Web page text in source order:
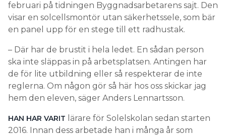
februari på tidningen Byggnadsarbetarens sajt. Den
visar en solcellsmontör utan säkerhetssele, som bär
en panel upp för en stege till ett radhustak.
– Där har de brustit i hela ledet. En sådan person
ska inte släppas in på arbetsplatsen. Antingen har
de för lite utbildning eller så respekterar de inte
reglerna. Om någon gör så här hos oss skickar jag
hem den eleven, säger Anders Lennartsson.
HAN HAR VARIT lärare för Solelskolan sedan starten
2016. Innan dess arbetade han i många år som